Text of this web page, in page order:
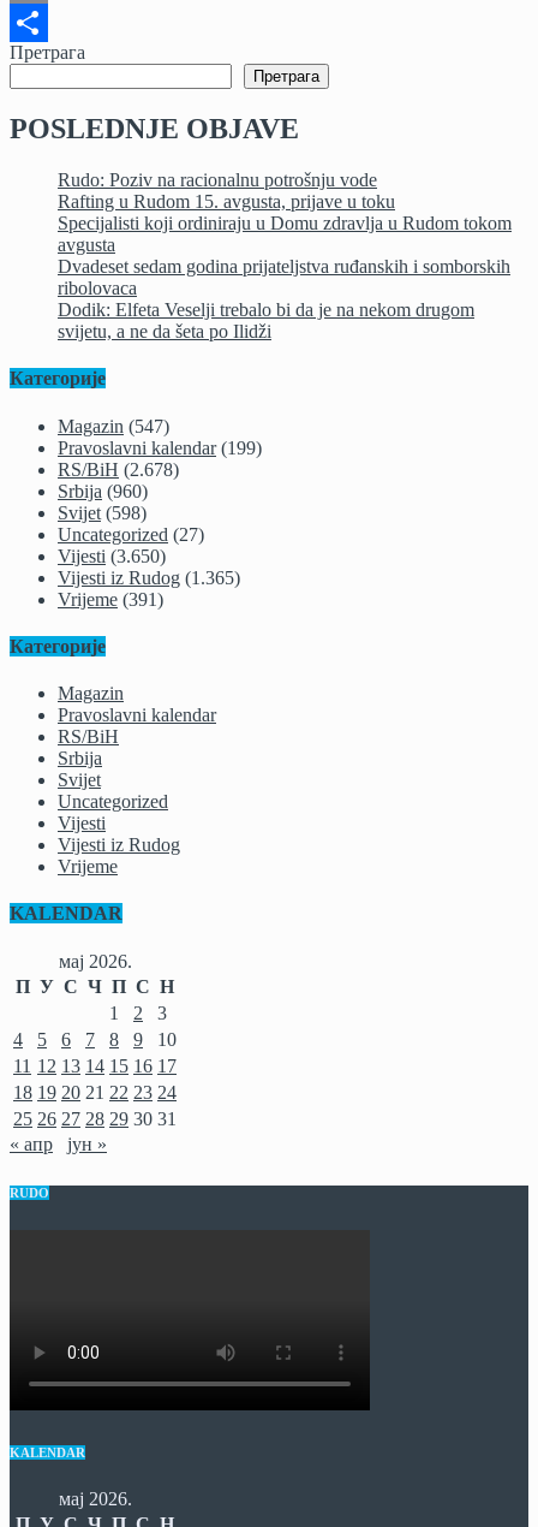
Email
Share
Претрага
Претрага
POSLEDNJE OBJAVE
Rudo: Poziv na racionalnu potrošnju vode
Rafting u Rudom 15. avgusta, prijave u toku
Specijalisti koji ordiniraju u Domu zdravlja u Rudom tokom
avgusta
Dvadeset sedam godina prijateljstva ruđanskih i somborskih
ribolovaca
Dodik: Elfeta Veselji trebalo bi da je na nekom drugom
svijetu, a ne da šeta po Ilidži
Категорије
Magazin (547)
Pravoslavni kalendar(199)
RS/BiH (2.678)
Srbija (960)
Svijet (598)
Uncategorized (27)
Vijesti (3.650)
Vijesti iz Rudog (1.365)
Vrijeme (391)
Категорије
Magazin
Pravoslavni kalendar
RS/BiH
Srbija
Svijet
Uncategorized
Vijesti
Vijesti iz Rudog
Vrijeme
KALENDAR
мај 2026.
П У С Ч П С Н
1
2
3
4
5 6 7 8 9
10
11 12 13 14 15 16 17
18 19 20 21 22 23 24
25 26 27 28 29 30 31
« апр
јун »
RUDO
KALENDAR
мај 2026.